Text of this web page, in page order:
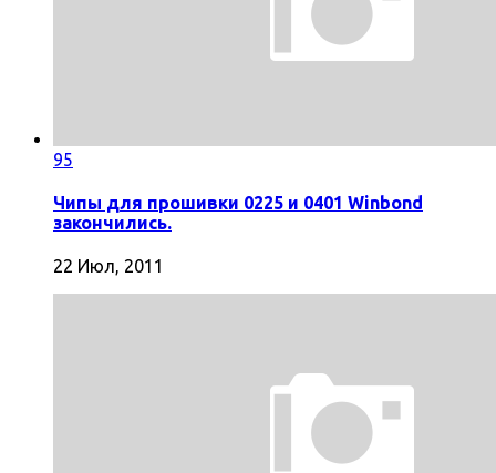
95
Чипы для прошивки 0225 и 0401 Winbond
закончились.
22 Июл, 2011